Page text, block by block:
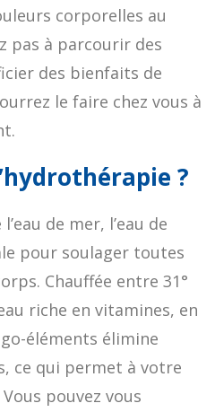
corporelles au
pas à parcourir des
des bienfaits de
le faire chez vous à
?
de mer, l’eau de
pour soulager toutes
Chauffée entre 31°
riche en vitamines, en
éléments élimine
ce qui permet à votre
pouvez vous